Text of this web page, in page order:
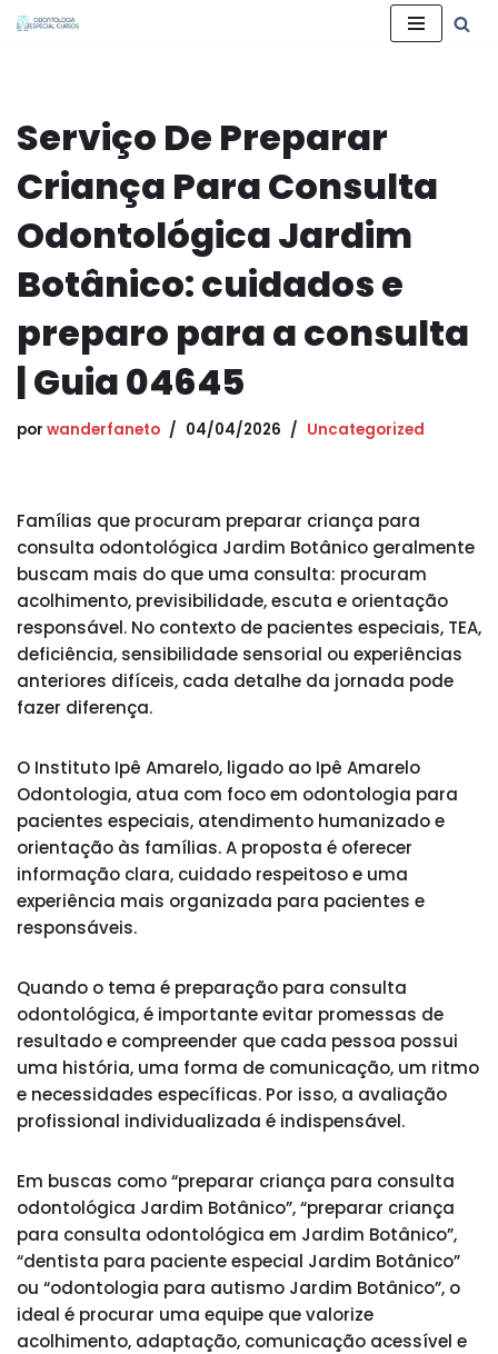
conteúdo
Serviço De Preparar
Criança Para Consulta
Odontológica Jardim
Botânico: cuidados e
preparo para a consulta
| Guia 04645
por wanderfaneto 04/04/2026 Uncategorized
Famílias que procuram preparar criança para
consulta odontológica Jardim Botânico geralmente
buscam mais do que uma consulta: procuram
acolhimento, previsibilidade, escuta e orientação
responsável. No contexto de pacientes especiais, TEA,
deficiência, sensibilidade sensorial ou experiências
anteriores difíceis, cada detalhe da jornada pode
fazer diferença.
O Instituto Ipê Amarelo, ligado ao Ipê Amarelo
Odontologia, atua com foco em odontologia para
pacientes especiais, atendimento humanizado e
orientação às famílias. A proposta é oferecer
informação clara, cuidado respeitoso e uma
experiência mais organizada para pacientes e
responsáveis.
Quando o tema é preparação para consulta
odontológica, é importante evitar promessas de
resultado e compreender que cada pessoa possui
uma história, uma forma de comunicação, um ritmo
e necessidades específicas. Por isso, a avaliação
profissional individualizada é indispensável.
Em buscas como “preparar criança para consulta
odontológica Jardim Botânico”, “preparar criança
para consulta odontológica em Jardim Botânico”,
“dentista para paciente especial Jardim Botânico”
ou “odontologia para autismo Jardim Botânico”, o
ideal é procurar uma equipe que valorize
acolhimento, adaptação, comunicação acessível e